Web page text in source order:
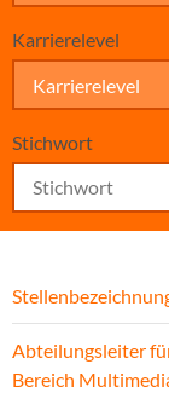
Karrierelevel
Karrierelevel
Stichwort
Abteilungsleiter
Bereich